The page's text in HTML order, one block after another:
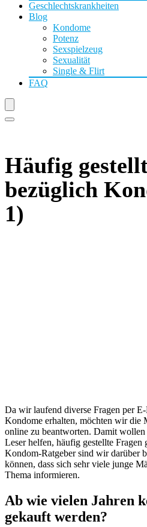
Geschlechtskrankheiten
Blog
Kondome
Potenz
Sexspielzeug
Sexualität
Single & Flirt
FAQ
Häufig
bezüglich
1)
Da wir laufend diverse Fragen per
Kondome erhalten, möchten wir die
online zu beantworten. Damit
Leser helfen, häufig gestellte
Kondom-Ratgeber sind wir darüber
können, dass sich sehr viele junge
Thema informieren.
Ab wie vielen Jahren
gekauft werden?